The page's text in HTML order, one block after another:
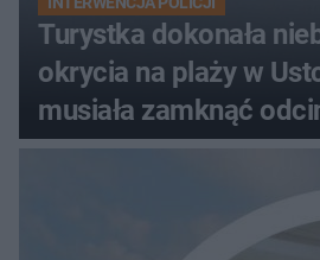
Turystka dokonała
okrycia na plaży w
musiała zamknąć